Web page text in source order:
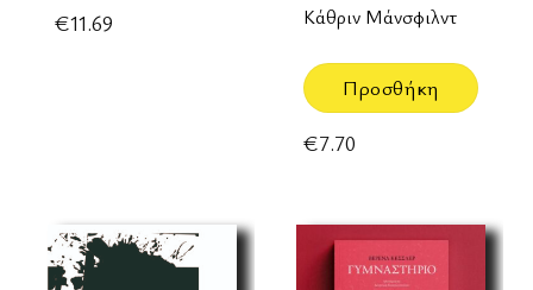
€11.69 Κάθριν Μάνσφιλντ
Προσθήκη
€7.70